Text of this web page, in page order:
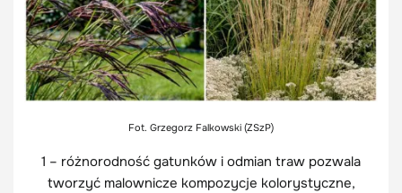
Fot. Grzegorz Falkowski (ZSzP)
1 – różnorodność gatunków i odmian traw pozwala
tworzyć malownicze kompozycje kolorystyczne,